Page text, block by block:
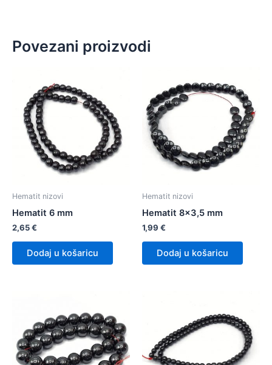
Povezani proizvodi
Hematit nizovi
Hematit 6 mm
2,65€
Dodaj u košaricu
Hematit nizovi
Hematit 8×3,5 mm
1,99 €
Dodaj u košaricu